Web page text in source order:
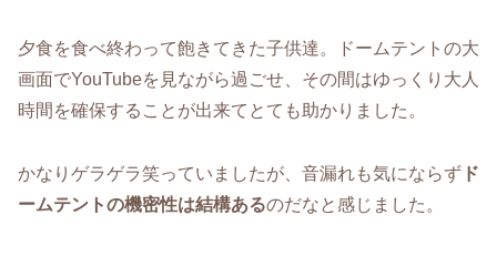
夕食を食べ終わって飽きてきた子供達。ドームテントの大
画面でYouTubeを見ながら過ごせ、その間はゆっくり大人
時間を確保することが出来てとても助かりました。
かなりゲラゲラ笑っていましたが、音漏れも気にならず ド
ームテントの機密性は結構あるのだなと感じました。